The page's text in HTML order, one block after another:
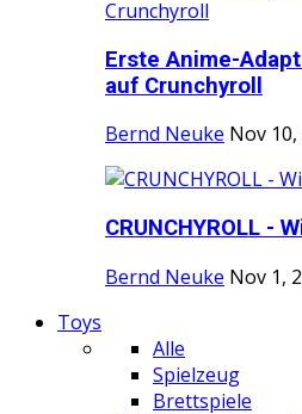
Erste Anime-
auf Crunchyroll
Bernd Neuke Nov 10,
CRUNCHYROLL -
Bernd Neuke Nov 1,
Toys
Alle
Spielzeug
Brettspiele